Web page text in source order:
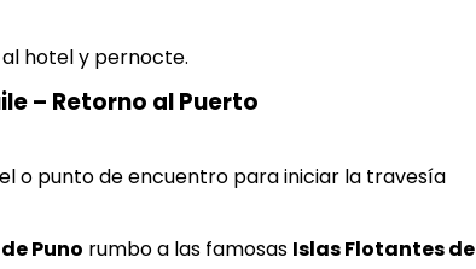
hotel y pernocte.
– Retorno al Puerto
o punto de encuentro para iniciar la travesía
Puno rumbo a las famosas Islas Flotantes de